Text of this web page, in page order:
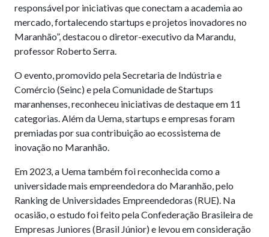
responsável por iniciativas que conectam a academia ao
mercado, fortalecendo startups e projetos inovadores no
Maranhão”, destacou o diretor-executivo da Marandu,
professor Roberto Serra.
O evento, promovido pela Secretaria de Indústria e
Comércio (Seinc) e pela Comunidade de Startups
maranhenses, reconheceu iniciativas de destaque em 11
categorias. Além da Uema, startups e empresas foram
premiadas por sua contribuição ao ecossistema de
inovação no Maranhão.
Em 2023, a Uema também foi reconhecida como a
universidade mais empreendedora do Maranhão, pelo
Ranking de Universidades Empreendedoras (RUE). Na
ocasião, o estudo foi feito pela Confederação Brasileira de
Empresas Juniores (Brasil Júnior) e levou em consideração